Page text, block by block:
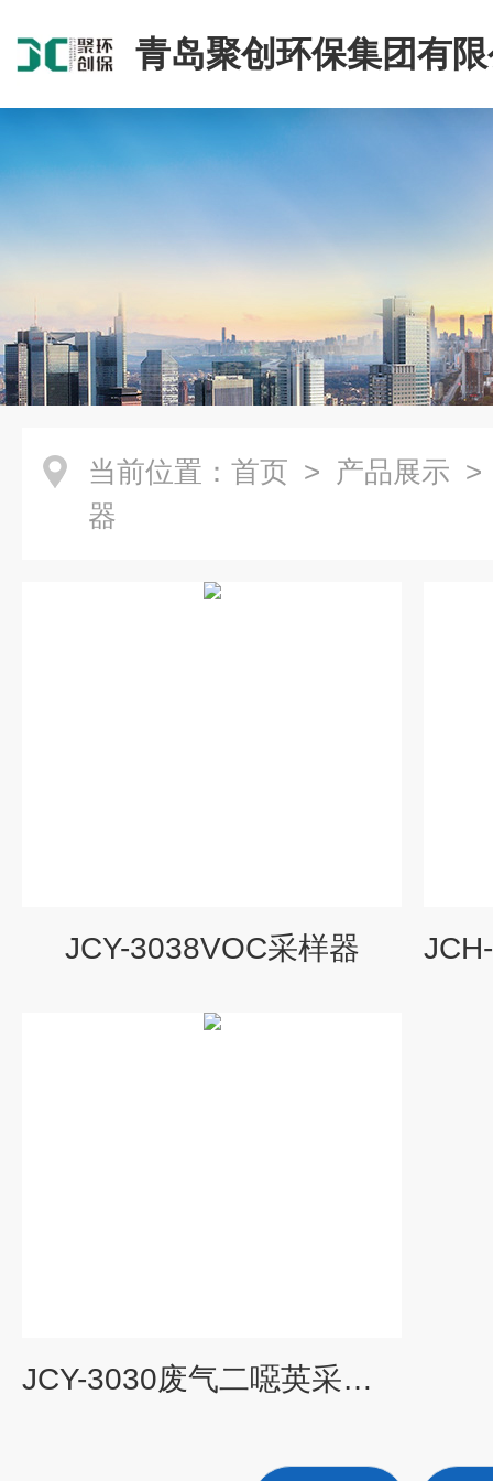
青岛聚创环保集团有
当前位置： 首页 > 产品展示
器
JCY-3038VOC采样器
JCY-3030废气二噁英采样器